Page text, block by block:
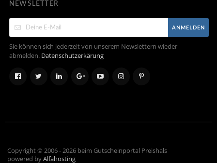
NEWSLETTER
ANMELDEN
Sie können sich jederzeit von unserem Newslettern wieder
abmelden. Datenschutzerkärung
Copyright © 2006 - 2026 beim Gutscheinportal Preishals
powered byAlfahosting